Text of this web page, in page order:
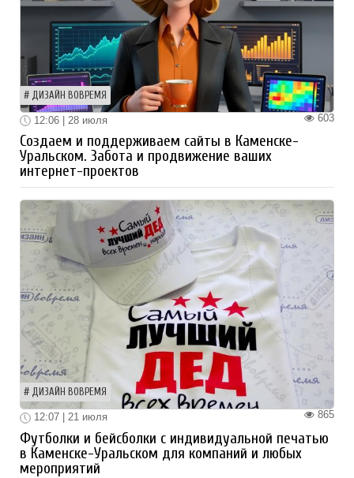
ДИЗАЙН ВОВРЕМЯ
603
12:06 | 28 июля
Создаем и поддерживаем сайты в Каменске-
Уральском. Забота и продвижение ваших
интернет-проектов
ДИЗАЙН ВОВРЕМЯ
865
12:07 | 21 июля
Футболки и бейсболки с индивидуальной печатью
в Каменске-Уральском для компаний и любых
мероприятий